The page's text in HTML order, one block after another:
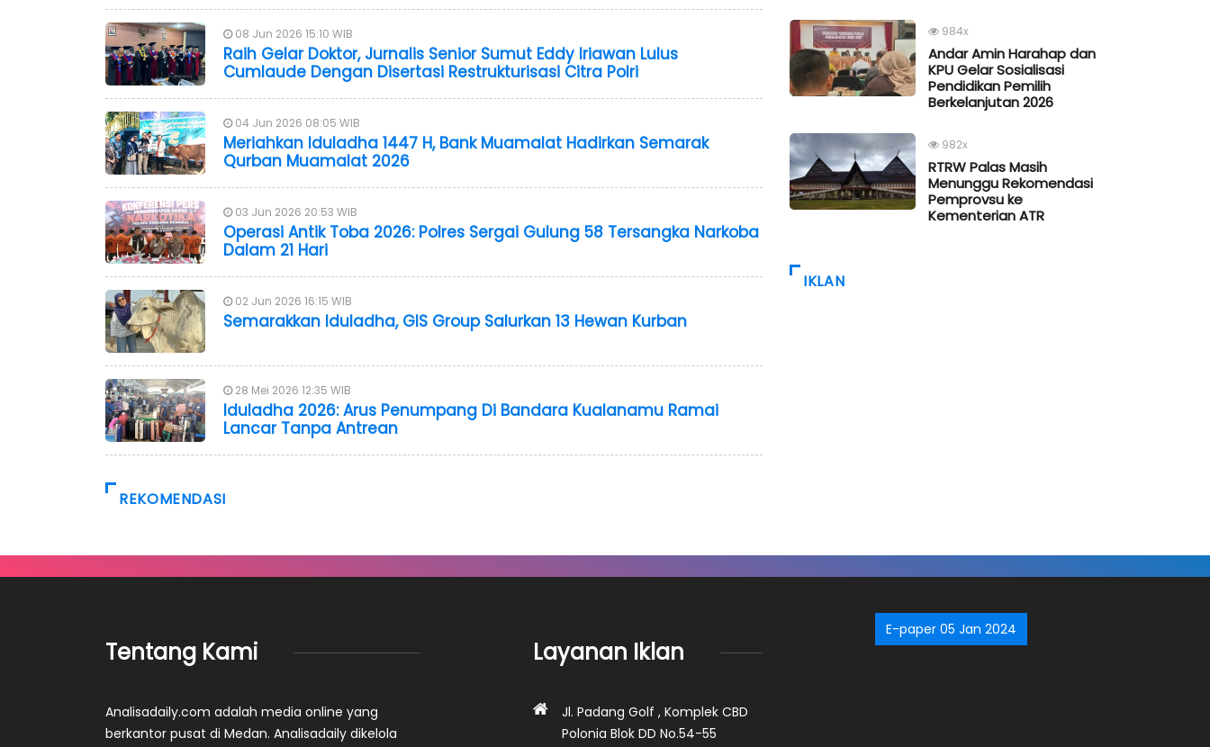
08 Jun 2026 15:10 WIB
Raih Gelar Doktor, Jurnalis Senior Sumut Eddy Iriawan Lulus
Cumlaude Dengan Disertasi Restrukturisasi Citra Polri
04 Jun 2026 08:05 WIB
Meriahkan Iduladha 1447 H, Bank Muamalat Hadirkan Semarak
Qurban Muamalat 2026
03 Jun 2026 20:53 WIB
Operasi Antik Toba 2026: Polres Sergai Gulung 58 Tersangka Narkoba
Dalam 21 Hari
02 Jun 2026 16:15 WIB
Semarakkan Iduladha, GIS Group Salurkan 13 Hewan Kurban
28 Mei 2026 12:35 WIB
Iduladha 2026: Arus Penumpang Di Bandara Kualanamu Ramai
Lancar Tanpa Antrean
REKOMENDASI
984x
Andar Amin Harahap dan
KPU Gelar Sosialisasi
Pendidikan Pemilih
Berkelanjutan 2026
982x
RTRW Palas Masih
Menunggu Rekomendasi
Pemprovsu ke
Kementerian ATR
IKLAN
Tentang Kami
Analisadaily.com adalah media online yang
berkantor pusat di Medan. Analisadaily dikelola
Layanan Iklan
Jl. Padang Golf , Komplek CBD
Polonia Blok DD No.54-55
E-paper 05 Jan 2024